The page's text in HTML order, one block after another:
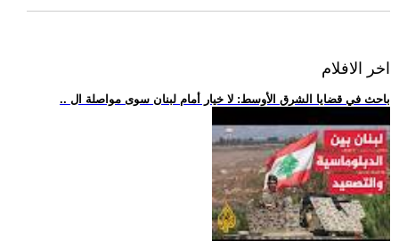
اخر الافلام
.. باحث في قضايا الشرق الأوسط: لا خيار أمام لبنان سوى مواصلة ال